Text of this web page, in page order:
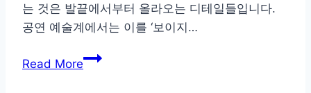
나
로
내
는 것은 발끝에서부터 올라오는 디테일들입니다.
공연 예술계에서는 이를 ‘보이지…
Read More조